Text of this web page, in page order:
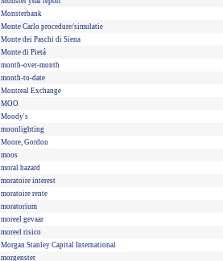
Monsterbank
Monte Carlo procedure/simulatie
Monte dei Paschi di Siena
Monte di Pietá
month-over-month
month-to-date
Montreal Exchange
MOO
Moody's
moonlighting
Moore, Gordon
moos
moral hazard
moratoire interest
moratoire rente
moratorium
moreel gevaar
moreel risico
Morgan Stanley Capital International
morgenster